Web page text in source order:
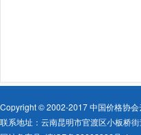
Copyright © 2002-2017 中国价格协
联系地址：云南昆明市官渡区小板桥